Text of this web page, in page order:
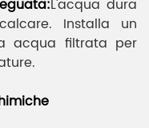
L'acqua dura
Installa un
acqua filtrata per